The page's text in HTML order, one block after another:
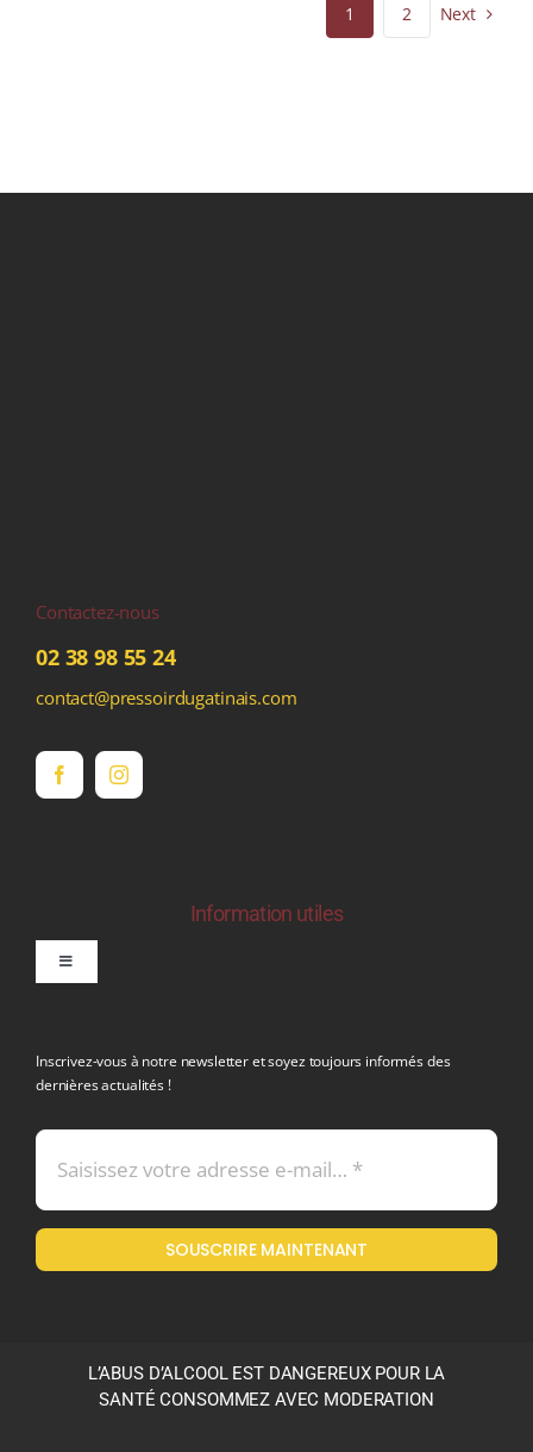
1 2 Next
Contactez-nous
02 38 98 55 24
contact@pressoirdugatinais.com
Information utiles
Toggle
Mentions légales
Politique en matière de remboursements et de retours
Inscrivez-vous à notre newsletter et soyez toujours informés des
dernières actualités !
SOUSCRIRE MAINTENANT
L’ABUS D’ALCOOL EST DANGEREUX POUR LA
SANTÉ CONSOMMEZ AVEC MODERATION